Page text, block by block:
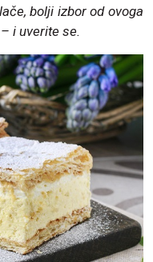
bolji izbor od ovoga
i uverite se.